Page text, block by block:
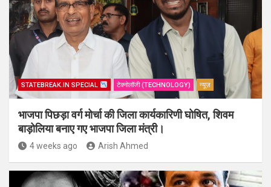
STATEBREAK.IN SPECIAL टेक्नोलॉजी (TECHNOLOGY) न्यूज़
भाजपा पिछड़ा वर्ग मोर्चा की जिला कार्यकारिणी घोषित, शिवम
बाड़ोलिया बनाए गए भाजपा जिला मंत्री।
4 weeks ago Arish Ahmed